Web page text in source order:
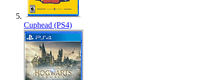
Cuphead (PS4)